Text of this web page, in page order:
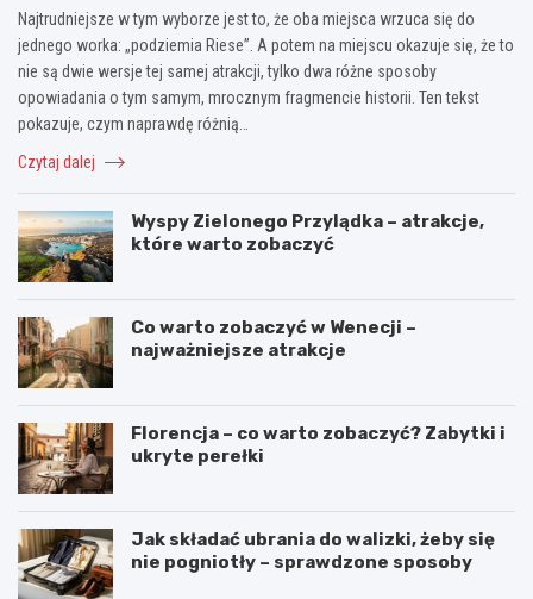
Najtrudniejsze w tym wyborze jest to, że oba miejsca wrzuca się do
jednego worka: „podziemia Riese”. A potem na miejscu okazuje się, że to
nie są dwie wersje tej samej atrakcji, tylko dwa różne sposoby
opowiadania o tym samym, mrocznym fragmencie historii. Ten tekst
pokazuje, czym naprawdę różnią…
Czytaj dalej
Wyspy Zielonego Przylądka – atrakcje,
które warto zobaczyć
Co warto zobaczyć w Wenecji –
najważniejsze atrakcje
Florencja – co warto zobaczyć? Zabytki i
ukryte perełki
Jak składać ubrania do walizki, żeby się
nie pogniotły – sprawdzone sposoby